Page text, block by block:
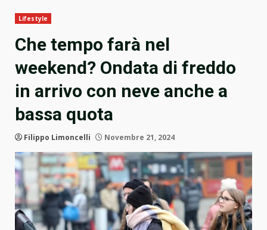
Lifestyle
Che tempo farà nel
weekend? Ondata di freddo
in arrivo con neve anche a
bassa quota
Filippo Limoncelli Novembre 21, 2024